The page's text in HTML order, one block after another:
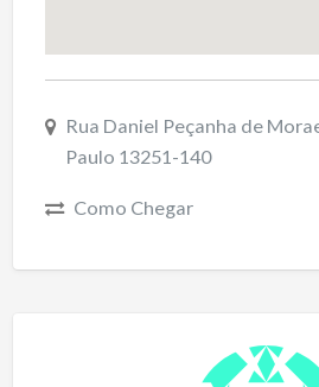
Rua Daniel Peçanha de
Paulo 13251-140
Como Chegar